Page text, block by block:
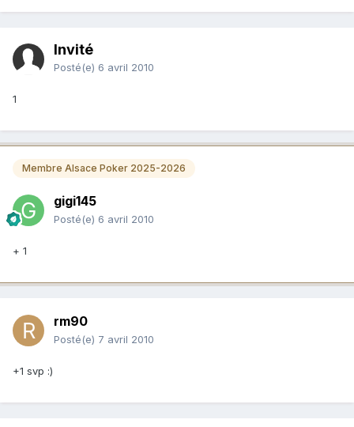
Invité
Posté(e) 6 avril 2010
1
Membre Alsace Poker 2025-2026
gigi145
Posté(e) 6 avril 2010
+ 1
rm90
Posté(e) 7 avril 2010
+1 svp :)